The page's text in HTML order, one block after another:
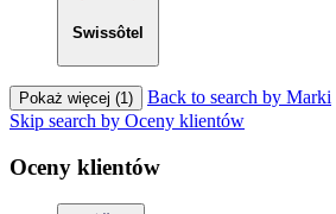
Swissôtel
Pokaż więcej (1)
Back to search by Marki
Skip search by Oceny klientów
Oceny klientów